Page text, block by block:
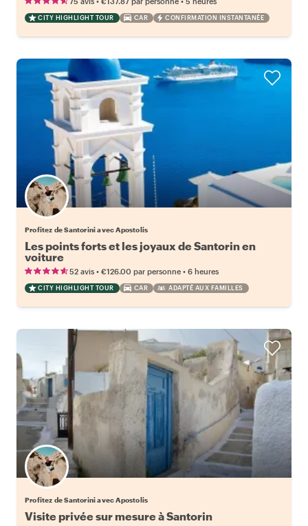
CITY HIGHLIGHT TOUR CAR CONFIRMATION INSTANTANÉE
Profitez de Santorini avec Apostolis
Les points forts et les joyaux de Santorin en
voiture
52 avis • €126.00 par personne • 6 heures
CITY HIGHLIGHT TOUR CAR ADAPTÉ AUX FAMILLES
Profitez de Santorini avec Apostolis
Visite privée sur mesure à Santorin